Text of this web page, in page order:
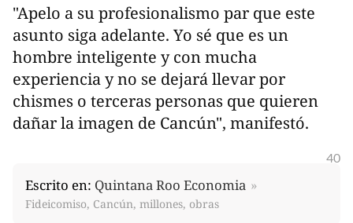
"Apelo a su profesionalismo par que este
asunto siga adelante. Yo sé que es un
hombre inteligente y con mucha
experiencia y no se dejará llevar por
chismes o terceras personas que quieren
dañar la imagen de Cancún", manifestó.
40
Escrito en: Quintana Roo Economia
Fideicomiso, Cancún, millones, obras